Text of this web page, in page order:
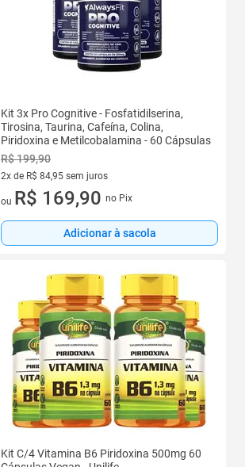
Kit 3x Pro Cognitive - Fosfatidilserina,
Tirosina, Taurina, Cafeína, Colina,
Piridoxina e Metilcobalamina - 60 Cápsulas
R$ 199,90
2x de R$ 84,95 sem juros
2 vez de R$ 84,95 sem juros
ou R$ 169,90 no Pix
Adicionar à sacola
Kit C/4 Vitamina B6 Piridoxina 500mg 60